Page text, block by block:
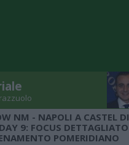
NM - NAPOLI A CASTEL DI
9: FOCUS DETTAGLIATO
POMERIDIANO